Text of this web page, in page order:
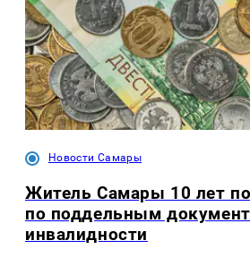
Новости Самары
Житель Самары 10 лет
по поддельным
инвалидности